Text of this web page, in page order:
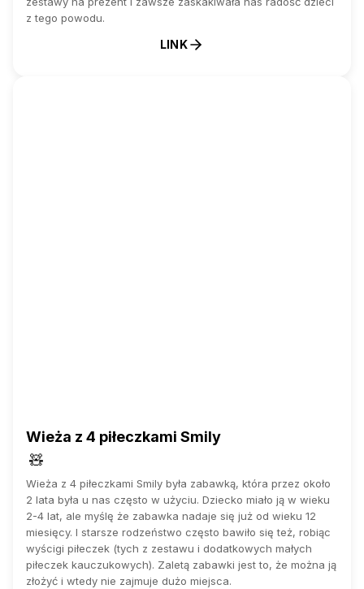
z tego powodu.
LINK
Wieża z 4 piłeczkami Smily
🧸
Wieża z 4 piłeczkami Smily była zabawką, która przez około
2 lata była u nas często w użyciu. Dziecko miało ją w wieku
2-4 lat, ale myślę że zabawka nadaje się już od wieku 12
miesięcy. I starsze rodzeństwo często bawiło się też, robiąc
wyścigi piłeczek (tych z zestawu i dodatkowych małych
piłeczek kauczukowych). Zaletą zabawki jest to, że można ją
złożyć i wtedy nie zajmuje dużo miejsca.